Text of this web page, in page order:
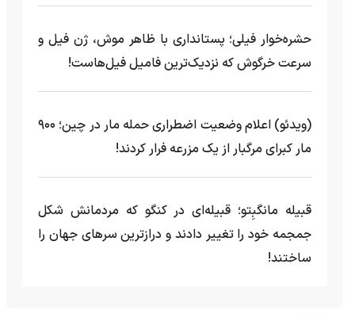
حشره‌خوار فیلی؛ پستانداری با ظاهر موش، ژن فیل و
سرعت خرگوش که نزدیک‌ترین فامیل فیل‌هاست!
(ویدئو) اعلام وضعیت اضطراری حمله مار‌ در چین؛ ۹۰۰
مار کبرای مرگبار از یک مزرعه‌ فرار کردند!
قبیله مانگبِتو؛ قبیله‌ای در کنگو که مردمانش شکل
جمجمه خود را تغییر دادند و درازترین سرهای جهان را
ساختند!